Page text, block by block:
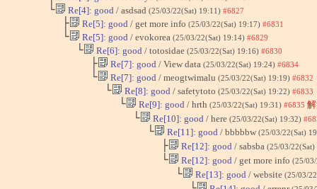
└ Re[4]: good / asdsad (25/03/22(Sat) 19:11) #6827
├ Re[5]: good / get more info (25/03/22(Sat) 19:17) #6831
└ Re[5]: good / evokorea (25/03/22(Sat) 19:14) #6829
└ Re[6]: good / totosidae (25/03/22(Sat) 19:16) #6830
├ Re[7]: good / View data (25/03/22(Sat) 19:24) #6834
└ Re[7]: good / meogtwimalu (25/03/22(Sat) 19:19) #6832
└ Re[8]: good / safetytoto (25/03/22(Sat) 19:22) #6833
└ Re[9]: good / hrth (25/03/22(Sat) 19:31) #6835
└ Re[10]: good / here (25/03/22(Sat) 19:32)
└ Re[11]: good / bbbbbw (25/03/22(Sat)
├ Re[12]: good / sabsba (25/03/
└ Re[12]: good / get more info (25/
└ Re[13]: good / website (25/03/